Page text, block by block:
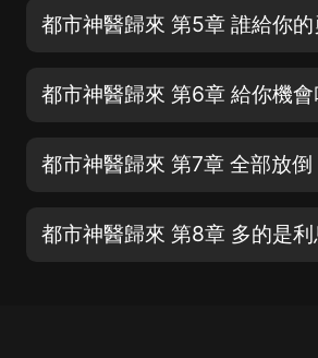
都市神醫歸來 第5章 誰給你的
都市神醫歸來 第6章 給你機會
都市神醫歸來 第7章 全部放倒
都市神醫歸來 第8章 多的是利